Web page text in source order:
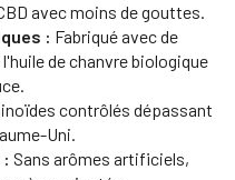
avec moins de gouttes.
: Fabriqué avec de
de chanvre biologique
contrôlés dépassant
Uni.
Sans arômes artificiels,